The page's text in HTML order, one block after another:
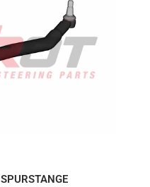
SPURSTANGE